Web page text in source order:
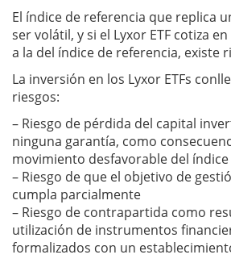
El índice de referencia que replica
ser volátil, y si el Lyxor ETF cotiza
a la del índice de referencia, existe
La inversión en los Lyxor ETFs
riesgos:
– Riesgo de pérdida del capital
ninguna garantía, como
movimiento desfavorable del
– Riesgo de que el objetivo de
cumpla parcialmente
– Riesgo de contrapartida como
utilización de instrumentos
formalizados con un